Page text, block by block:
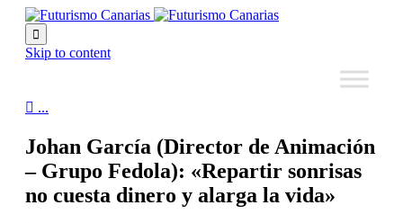

Skip to content
 ...
Johan García (Director de Animación
– Grupo Fedola): «Repartir sonrisas
no cuesta dinero y alarga la vida»